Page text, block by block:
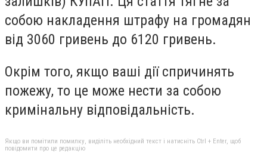
собою накладення штрафу на громадян
від 3060 гривень до 6120 гривень.
Окрім того, якщо ваші дії спричинять
пожежу, то це може нести за собою
кримінальну відповідальність.
Якщо ви помітили помилку, виділіть необхідний текст і натисніть Ctrl + Enter, щоб
повідомити про це редакцію